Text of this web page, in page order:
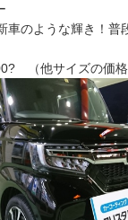
車のような輝き！普
（他サイズの価格